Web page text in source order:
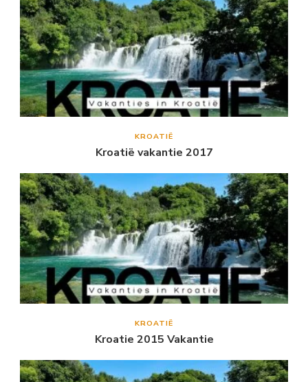
KROATIË
Kroatië vakantie 2017
KROATIË
Kroatie 2015 Vakantie